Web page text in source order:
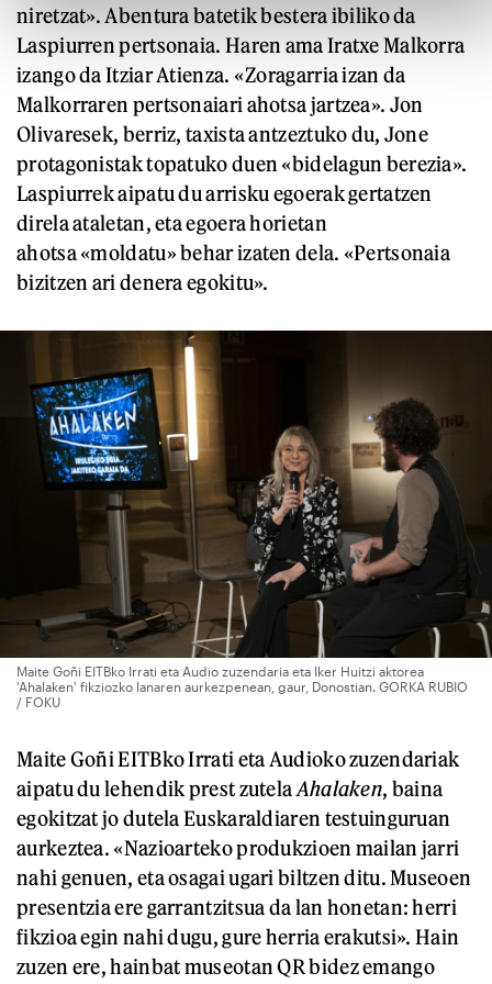
niretzat». Abentura batetik bestera ibiliko da
Laspiurren pertsonaia. Haren ama Iratxe Malkorra
izango da Itziar Atienza. «Zoragarria izan da
Malkorraren pertsonaiari ahotsa jartzea». Jon
Olivaresek, berriz, taxista antzeztuko du, Jone
protagonistak topatuko duen «bidelagun berezia».
Laspiurrek aipatu du arrisku egoerak gertatzen
direla ataletan, eta egoera horietan
ahotsa «moldatu» behar izaten dela. «Pertsonaia
bizitzen ari denera egokitu».
Maite Goñi EITBko Irrati eta Audio zuzendaria eta Iker Huitzi aktorea
'Ahalaken' fikziozko lanaren aurkezpenean, gaur, Donostian. GORKA RUBIO
/ FOKU
Maite Goñi EITBko Irrati eta Audioko zuzendariak
aipatu du lehendik prest zutelaAhalaken, baina
egokitzat jo dutela Euskaraldiaren testuinguruan
aurkeztea. «Nazioarteko produkzioen mailan jarri
nahi genuen, eta osagai ugari biltzen ditu. Museoen
presentzia ere garrantzitsua da lan honetan: herri
fikzioa egin nahi dugu, gure herria erakutsi». Hain
zuzen ere, hainbat museotan QR bidez emango